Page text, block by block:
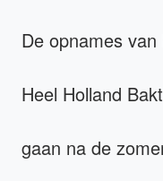
De opnames
Heel Holland Bakt
gaan na de